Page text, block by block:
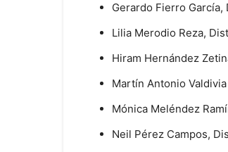
Gerardo Fierro
Lilia Merodio Reza,
Hiram Hernández
Martín Antonio
Mónica Meléndez
Neil Pérez Campos,